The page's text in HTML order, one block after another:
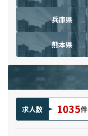
兵庫県
熊本県
求人数 1035件